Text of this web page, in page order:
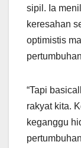
sipil. Ia
keresahan
optimistis
“Tapi
rakyat kita.
keganggu